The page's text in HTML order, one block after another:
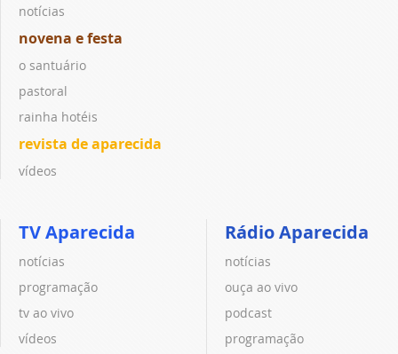
notícias
novena e festa
o santuário
pastoral
rainha hotéis
revista de aparecida
vídeos
TV Aparecida
notícias
programação
tv ao vivo
vídeos
Rádio Aparecida
notícias
ouça ao vivo
podcast
programação